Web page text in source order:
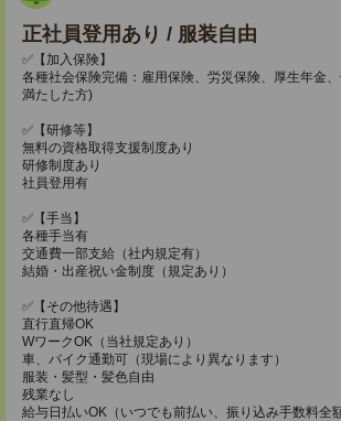
正社員登用あり / 服装自由
✅【加入保険】
各種社会保険完備：雇用保険、労災保険、厚生年金
満たした方)
✅【研修等】
無料の資格取得支援制度あり
研修制度あり
社員登用有
✅【手当】
各種手当有
交通費一部支給（社内規定有）
結婚・出産祝い金制度（規定あり）
✅【その他待遇】
直行直帰OK
WワークOK（当社規定あり）
車、バイク通勤可（現場により異なります）
服装・髪型・髪色自由
残業なし
給与日払いOK（いつでも前払い、振り込み手数料全